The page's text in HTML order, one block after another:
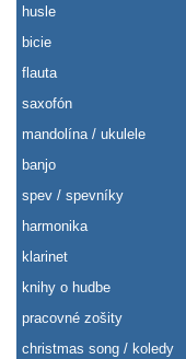
husle
bicie
flauta
saxofón
mandolína / ukulele
banjo
spev / spevníky
harmonika
klarinet
knihy o hudbe
pracovné zošity
christmas song / koledy